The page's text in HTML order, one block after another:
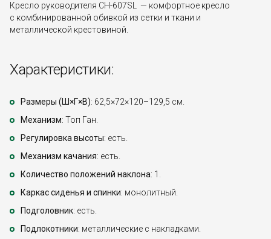
Кресло руководителя CH-607SL — комфортное кресло
с комбинированной обивкой из сетки и ткани и
металлической крестовиной.
Характеристики:
Размеры (Ш×Г×В): 62,5×72×120–129,5 см.
Механизм: Топ Ган.
Регулировка высоты: есть.
Механизм качания: есть.
Количество положений наклона: 1.
Каркас сиденья и спинки: монолитный.
Подголовник: есть.
Подлокотники: металлические с накладками.